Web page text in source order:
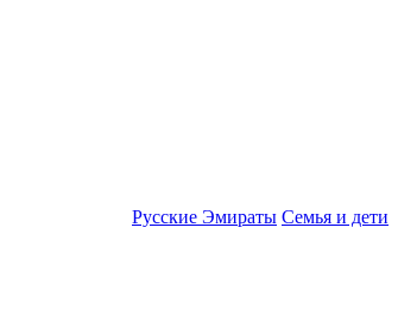
Русские Эмираты Семья и дети